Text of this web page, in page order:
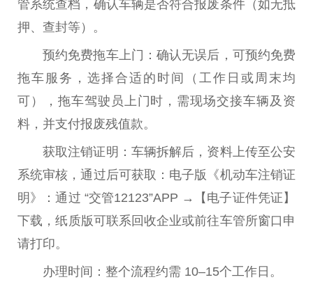
管系统查档，确认车辆是否符合报废条件（如无抵
押、查封等）。
预约免费拖车上门‌：确认无误后，可预约免费
拖车服务，选择合适的时间（工作日或周末均
可）‌‌，拖车驾驶员上门时，需现场交接车辆及资
料，并支付报废残值款。
‌获取注销证明‌：车辆拆解后，资料上传至公安
系统审核，通过后可获取：电子版《机动车注销证
明》‌：通过 ‌“交管12123”APP‌ →【电子证件凭证】
下载‌‌，‌纸质版可联系回收企业或前往车管所窗口申
请打印。‌‌
办理时间：整个流程约需 ‌10–15个工作日。